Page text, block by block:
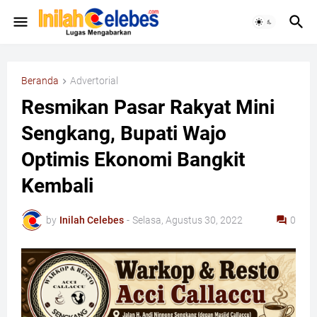
Beranda Advertorial
Resmikan Pasar Rakyat Mini
Sengkang, Bupati Wajo
Optimis Ekonomi Bangkit
Kembali
by Inilah Celebes - Selasa, Agustus 30, 2022 0